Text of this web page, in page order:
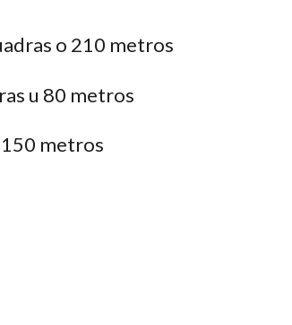
o 210 metros
u 80 metros
150 metros